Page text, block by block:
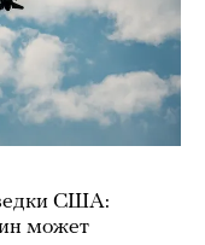
США:
может